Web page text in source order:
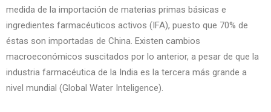
medida de la importación de materias primas básicas e
ingredientes farmacéuticos activos (IFA), puesto que 70% de
éstas son importadas de China. Existen cambios
macroeconómicos suscitados por lo anterior, a pesar de que la
industria farmacéutica de la India es la tercera más grande a
nivel mundial (Global Water Inteligence).